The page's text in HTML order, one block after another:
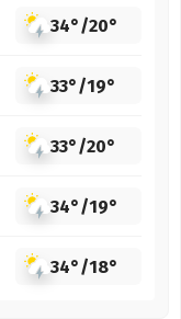
34°/20°
33°/19°
33°/20°
34°/19°
34°/18°